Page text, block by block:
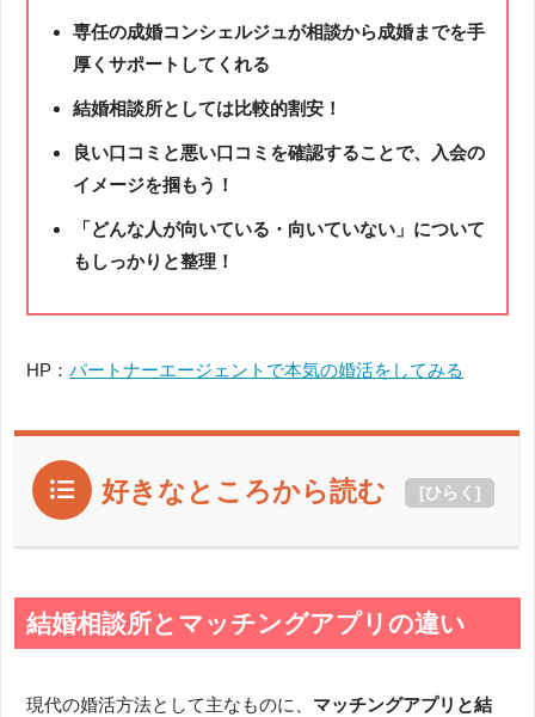
専任の成婚コンシェルジュが相談から成婚までを手
厚くサポートしてくれる
結婚相談所としては比較的割安！
良い口コミと悪い口コミを確認することで、入会の
イメージを掴もう！
「どんな人が向いている・向いていない」について
もしっかりと整理！
HP：パートナーエージェントで本気の婚活をしてみる
好きなところから読む [ひらく ]
結婚相談所とマッチングアプリの違い
現代の婚活方法として主なものに、 マッチングアプリと結